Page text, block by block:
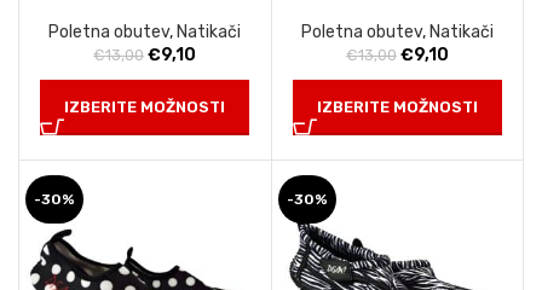
Poletna obutev, Natikači
€13,00 Izvirna
cena
je
€9,10
cena
je:
IZBERITE MOŽNOSTI
Poletna obutev, Natikači
€13,00 Izvirna
cena
je
€9,10Trenutna
cena
je:
IZBERITE MOŽNOSTI
-30% -30%